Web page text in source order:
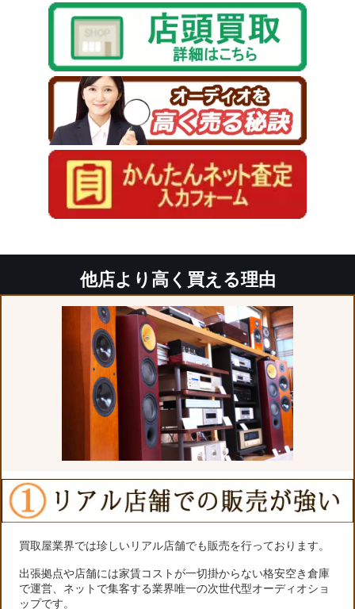
他店より高く買える理由
買取屋業界では珍しいリアル店舗でも販売を行っております。
出張拠点や店舗には家賃コストが一切掛からない格安空き倉庫
で運営、ネットで集客する業界唯一の次世代型オーディオショ
ップです。